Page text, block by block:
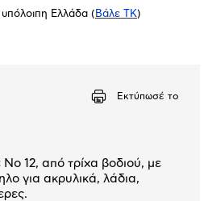
Ελλάδα ( Βάλε ΤΚ)
Εκτύπωσέ το
12, από τρίχα βοδιού, με
για ακρυλικά, λάδια,